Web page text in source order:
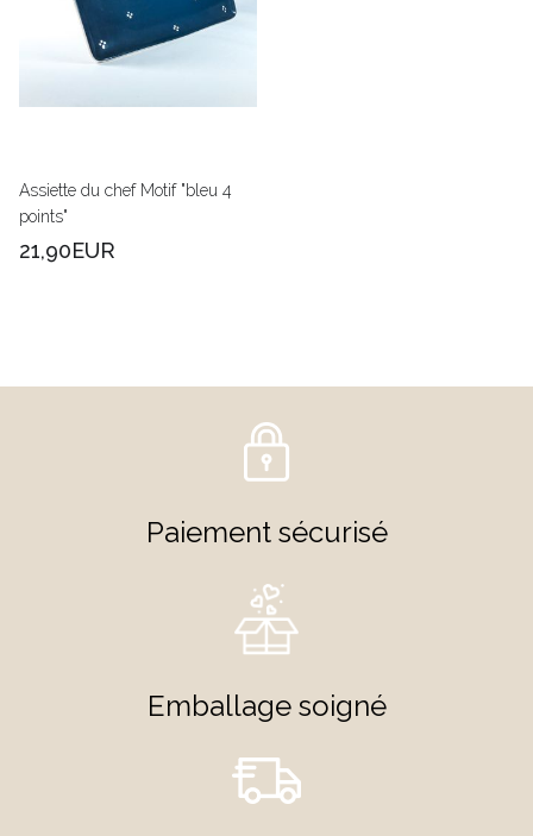
Assiette du chef Motif "bleu 4
points"
21,90EUR
Paiement sécurisé
Emballage soigné